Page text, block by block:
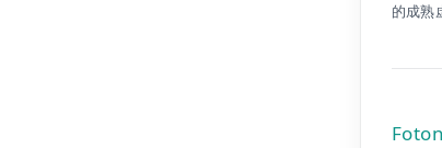
的成熟